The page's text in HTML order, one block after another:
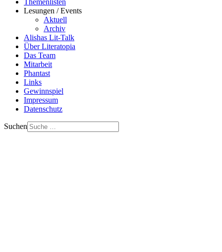
Lesungen / Events
Aktuell
Archiv
Alishas Lit-Talk
Über Literatopia
Das Team
Mitarbeit
Phantast
Links
Gewinnspiel
Impressum
Datenschutz
Suchen